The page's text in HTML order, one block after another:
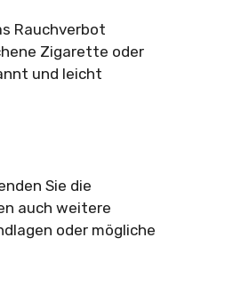
Rauchverbot
Zigarette oder
und leicht
Sie die
auch weitere
oder mögliche